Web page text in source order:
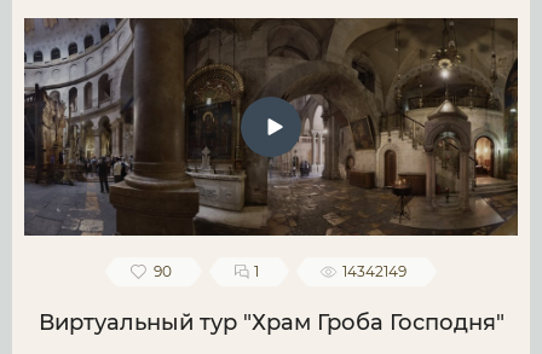
90 1 14342149
Виртуальный тур "Храм Гроба Господня"